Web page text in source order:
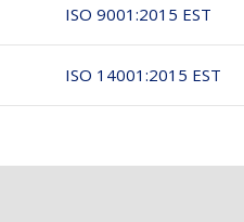
ISO 9001:2015 EST
ISO 14001:2015 EST